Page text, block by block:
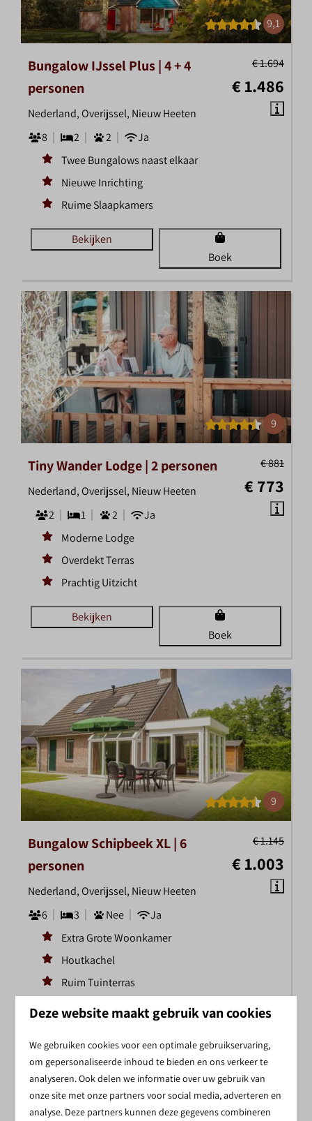
9,1
€ 1.694
€ 1.486
Bungalow IJssel Plus | 4 + 4
personen
Nederland, Overijssel, Nieuw Heeten
8
2 2
Ja
Twee Bungalows naast elkaar
Nieuwe Inrichting
Ruime Slaapkamers
Bekijken
Boek
9
€ 881
€ 773
Tiny Wander Lodge | 2 personen
Nederland, Overijssel, Nieuw Heeten
2
1 2
Ja
Moderne Lodge
Overdekt Terras
Prachtig Uitzicht
Bekijken
Boek
9
€ 1.145
€ 1.003
Bungalow Schipbeek XL | 6
personen
Nederland, Overijssel, Nieuw Heeten
6
3 Nee
Ja
Extra Grote Woonkamer
Houtkachel
Ruim Tuinterras
Bekijken
Meer resultaten
Deze website maakt gebruik van cookies
We gebruiken cookies voor een optimale gebruikservaring,
om gepersonaliseerde inhoud te bieden en ons verkeer te
analyseren. Ook delen we informatie over uw gebruik van
onze site met onze partners voor social media, adverteren en
analyse. Deze partners kunnen deze gegevens combineren